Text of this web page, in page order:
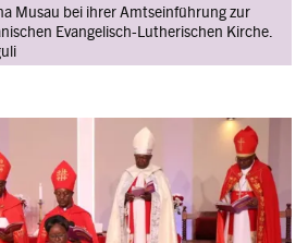
Musau bei ihrer Amtseinführung zur
Evangelisch-Lutherischen Kirche.